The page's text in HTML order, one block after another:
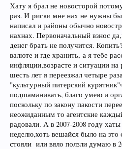
Хату я брал не новосторой
раз. И риски мне нах не нужны
написал и районы обычно
нахнах. Первоначальный взнос
денег брать не получится.
валюте и где хранить, а я тебе
инфляции,возрасте и ситуации
шесть лет я переезжал четыре
"культурный питерский
подшаманивать, благо умею и
поскольку по закону пакости
неожиданным то агентские
радовали. А в 2007-2008 году
неделю,хоть вешайся было на это
стояли или вяло ползли думаю в